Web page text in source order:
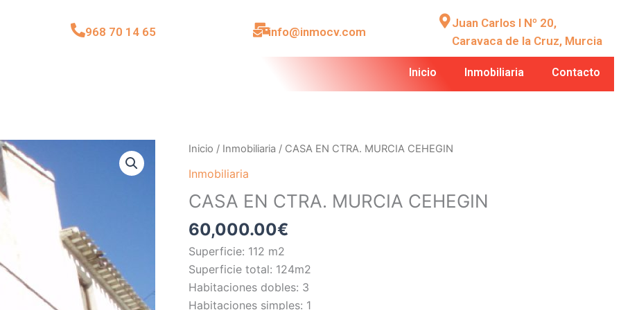
968 70 14 65 info@inmocv.com
Juan Carlos I Nº 20,
Caravaca de la Cruz, Murcia
Inicio Inmobiliaria Contacto
Inicio / Inmobiliaria / CASA EN CTRA. MURCIA CEHEGIN
Inmobiliaria
CASA EN CTRA. MURCIA CEHEGIN
60,000.00€
Superficie: 112 m2
Superficie total: 124m2
Habitaciones dobles: 3
Habitaciones simples: 1
CASA
EN
MURCIA
CEHEGIN
cantidad